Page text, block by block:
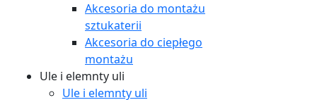
Akcesoria do montażu
sztukaterii
Akcesoria do ciepłego
montażu
Ule i elemnty uli
Ule i elemnty uli